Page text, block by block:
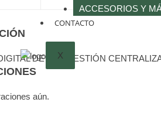
ACCESORIOS Y
CONTACTO
X
DE 55″ / GESTIÓN
aún.